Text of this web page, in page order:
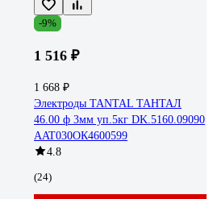
-9%
1 516 ₽
1 668 ₽
Электроды TANTAL ТАНТАЛ
46.00 ф 3мм уп.5кг DK.5160.09090
AAT030ОК4600599
4.8
(24)